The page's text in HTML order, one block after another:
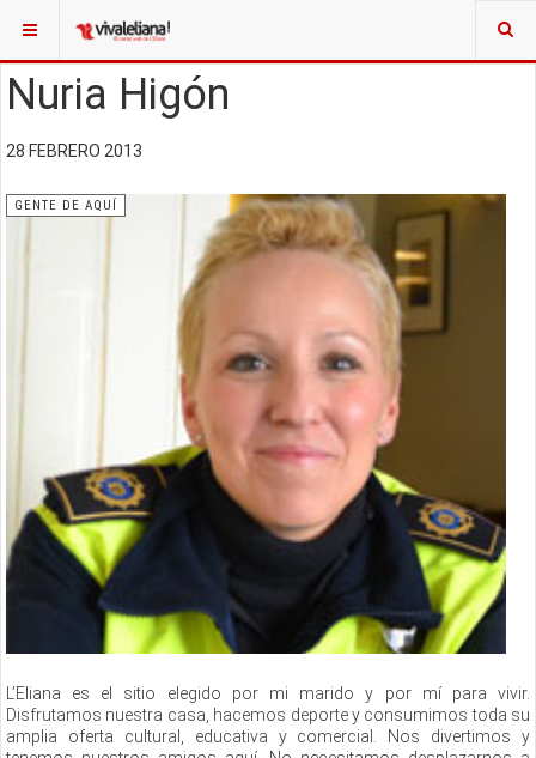
Nuria Higón
28 FEBRERO 2013
GENTE DE AQUÍ
L’Eliana es el sitio elegido por mi marido y por mí para vivir.
Disfrutamos nuestra casa, hacemos deporte y consumimos toda su
amplia oferta cultural, educativa y comercial. Nos divertimos y